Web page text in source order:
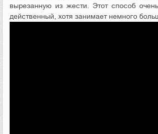
вырезанную из жести. Этот способ
действенный, хотя занимает немного